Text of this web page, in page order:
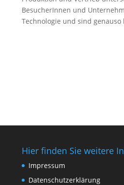
BesucherInnen und
Technologie und sind
Hier finden Sie weitere
Impressum
Datenschutzerklärung